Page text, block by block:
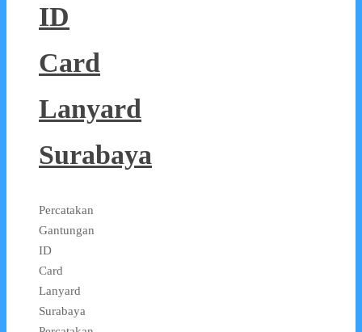
ID
Card
Lanyard
Surabaya
Percatakan
Gantungan
ID
Card
Lanyard
Surabaya